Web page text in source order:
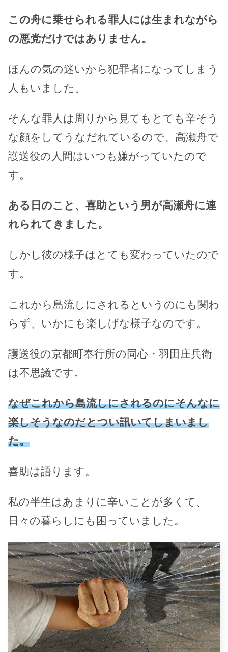
この舟に乗せられる罪人には生まれながら
の悪党だけではありません。
ほんの気の迷いから犯罪者になってしまう
人もいました。
そんな罪人は周りから見てもとても辛そう
な顔をしてうなだれているので、高瀬舟で
護送役の人間はいつも嫌がっていたので
す。
ある日のこと、喜助という男が高瀬舟に連
れられてきました。
しかし彼の様子はとても変わっていたので
す。
これから島流しにされるというのにも関わ
らず、いかにも楽しげな様子なのです。
護送役の京都町奉行所の同心・羽田庄兵衛
は不思議です。
なぜこれから島流しにされるのにそんなに
楽しそうなのだとつい訊いてしまいまし
た。
喜助は語ります。
私の半生はあまりに辛いことが多くて、
日々の暮らしにも困っていました。